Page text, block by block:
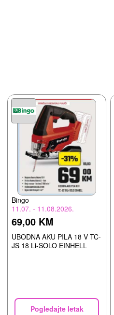
Bingo
11.07. - 11.08.2026.
69,00 KM
UBODNA AKU PILA 18 V TC-
JS 18 Li-SOLO EINHELL
Pogledajte letak